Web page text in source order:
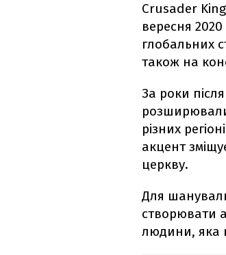
Crusader
вересня
глобальних
також на
За роки
розширювали
різних
акцент
церкву.
Для
створювати
людини, яка